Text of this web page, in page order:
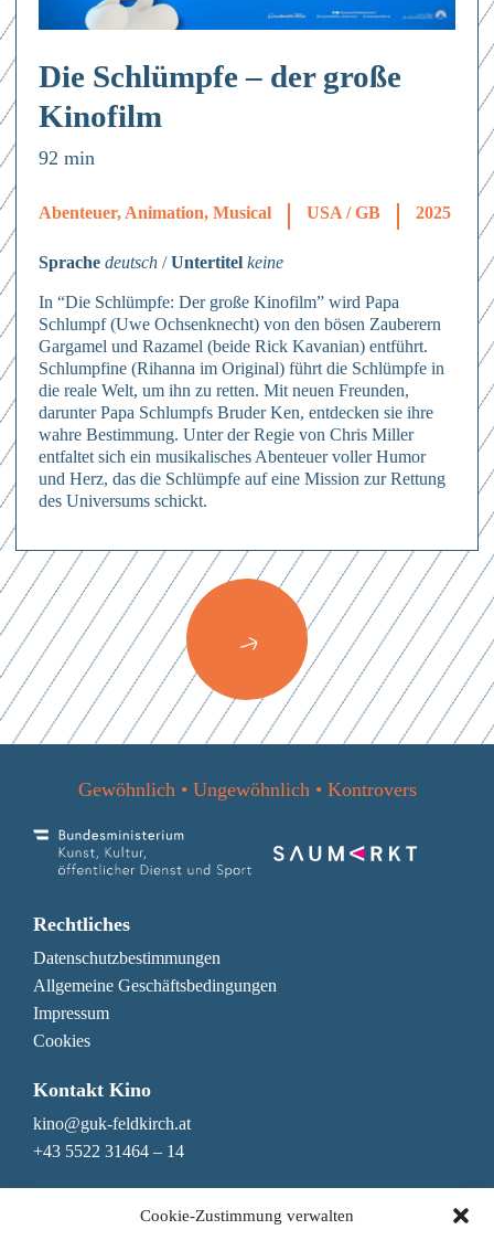
Cookie-Zustimmung verwalten
Die Schlümpfe – der große
Kinofilm
92 min
Abenteuer, Animation, Musical USA / GB 2025
Sprache deutsch /Untertitel keine
In “Die Schlümpfe: Der große Kinofilm” wird Papa
Schlumpf (Uwe Ochsenknecht) von den bösen Zauberern
Gargamel und Razamel (beide Rick Kavanian) entführt.
Schlumpfine (Rihanna im Original) führt die Schlümpfe in
die reale Welt, um ihn zu retten. Mit neuen Freunden,
darunter Papa Schlumpfs Bruder Ken, entdecken sie ihre
wahre Bestimmung. Unter der Regie von Chris Miller
entfaltet sich ein musikalisches Abenteuer voller Humor
und Herz, das die Schlümpfe auf eine Mission zur Rettung
des Universums schickt.
Gewöhnlich • Ungewöhnlich • Kontrovers
Rechtliches
Datenschutzbestimmungen
Allgemeine Geschäftsbedingungen
Impressum
Cookies
Kontakt Kino
kino@guk-feldkirch.at
+43 5522 31464 – 14
Anmelden
denDatenschutzbestimmungen
Hierher ziehen & fallen lassen
Dateien auswählen
0 von 3
Abschicken
Mit dem Absenden des Formulars erkläre ich mich einverstanden mit
den Datenschutzbestimmungen
Abschicken
Mit dem Absenden des Formulars erkläre ich mich einverstanden mit
den
Datenschutzbestimmungen
Abschicken
Mit dem Absenden des Formulars erkläre ich mich einverstanden mit
den
Datenschutzbestimmungen